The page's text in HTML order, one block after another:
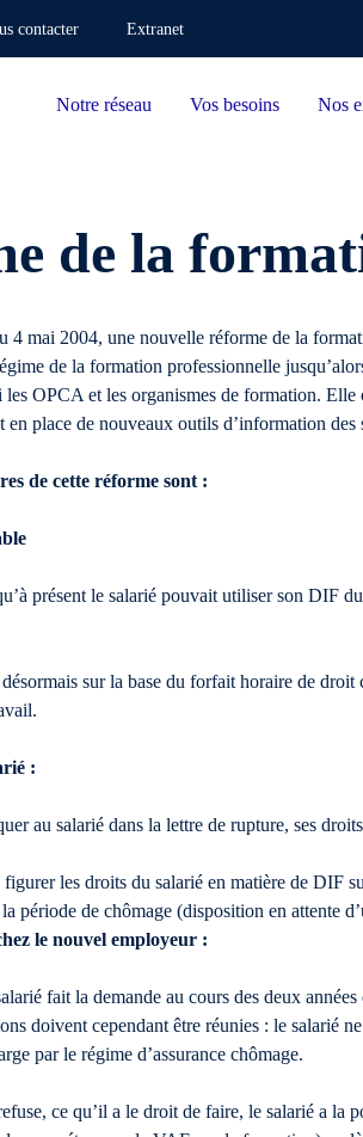
contacter Extranet
Notre réseau Vos besoins Nos
de la
4 mai 2004, une nouvelle réforme de la
de la formation professionnelle
les OPCA et les organismes de formation.
en place de nouveaux outils d’information
de cette réforme sont :
présent le salarié pouvait utiliser son DIF
sur la base du forfait horaire de
:
au salarié dans la lettre de rupture, ses
les droits du salarié en matière de DIF
période de chômage (disposition en attente
le nouvel employeur :
fait la demande au cours des deux
doivent cependant être réunies : le salarié
par le régime d’assurance chômage.
ce qu’il a le droit de faire, le salarié a